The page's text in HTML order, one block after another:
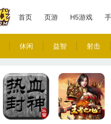
首页 页游 H5游戏
休闲 益智 射击